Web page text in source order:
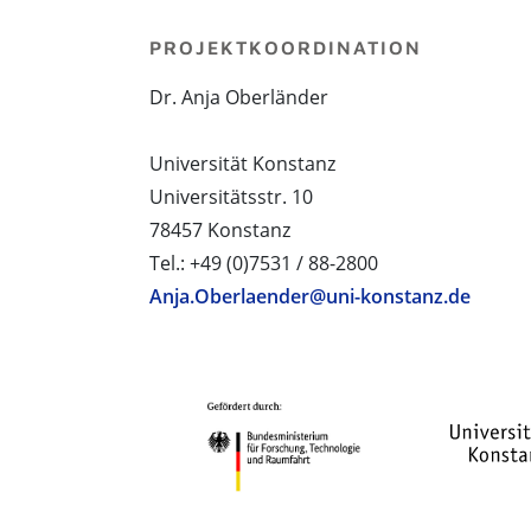
PROJEKTKOORDINATION
Dr. Anja Oberländer
Universität Konstanz
Universitätsstr. 10
78457 Konstanz
Tel.: +49 (0)7531 / 88-2800
Anja.Oberlaender@uni-konstanz.de